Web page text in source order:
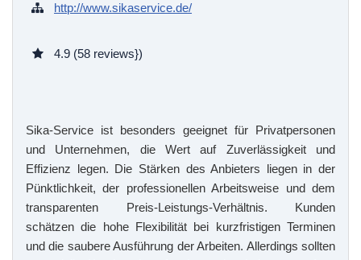
http://www.sikaservice.de/
4.9 (58 reviews})
Sika-Service ist besonders geeignet für Privatpersonen
und Unternehmen, die Wert auf Zuverlässigkeit und
Effizienz legen. Die Stärken des Anbieters liegen in der
Pünktlichkeit, der professionellen Arbeitsweise und dem
transparenten Preis-Leistungs-Verhältnis. Kunden
schätzen die hohe Flexibilität bei kurzfristigen Terminen
und die saubere Ausführung der Arbeiten. Allerdings sollten